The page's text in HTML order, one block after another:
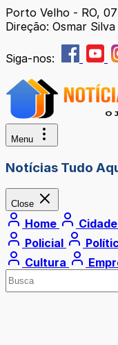
Porto Velho - RO,
Direção: Osmar Silva
Siga-nos:
Menu
Notícias Tudo
Close
Home Cidade
Policial
Cultura